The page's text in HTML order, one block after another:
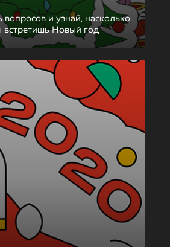
вопросов и узнай, насколько
встретишь Новый год